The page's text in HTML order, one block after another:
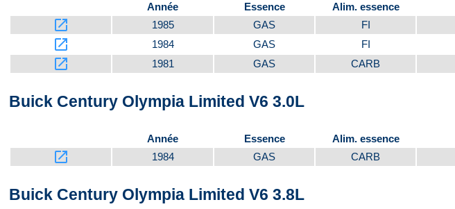
Année Essence Alim. essence
launch 1985 GAS FI
launch 1984 GAS FI
launch 1981 GAS CARB
Buick Century Olympia Limited V6 3.0L
Année Essence Alim. essence
launch 1984 GAS CARB
Buick Century Olympia Limited V6 3.8L